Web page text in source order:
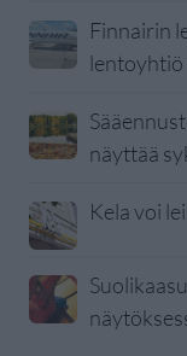
Finnairin
lentoyhtiö
näyttää
Kela voi